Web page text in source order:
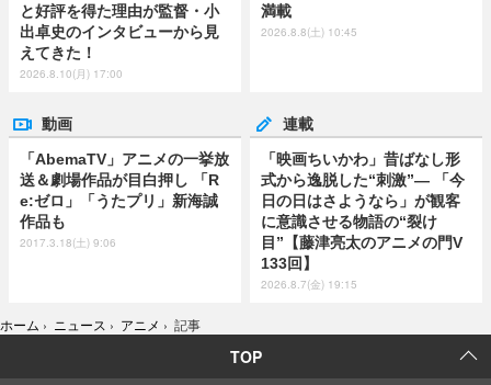
と好評を得た理由が監督・小
出卓史のインタビューから見
えてきた！
2026.8.10(月) 17:00
満載
2026.8.8(土) 10:45
動画
「AbemaTV」アニメの一挙放
送＆劇場作品が目白押し 「R
e:ゼロ」「うたプリ」新海誠
作品も
2017.3.18(土) 9:06
連載
「映画ちいかわ」昔ばなし形
式から逸脱した“刺激”― 「今
日の日はさようなら」が観客
に意識させる物語の“裂け
目”【藤津亮太のアニメの門V
133回】
2026.8.7(金) 19:15
ホーム › ニュース › アニメ › 記事
TOP